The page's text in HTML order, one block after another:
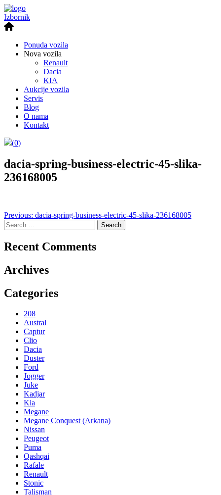
Izbornik
Ponuda vozila
Nova vozila
Renault
Dacia
KIA
Aukcije vozila
Servis
Blog
O nama
Kontakt
(0)
dacia-spring-business-electric-45-slika-
236168005
Post
navigation
Previous: dacia-spring-business-electric-45-slika-236168005
Search
for:
Recent Comments
Archives
Categories
208
Austral
Captur
Clio
Dacia
Duster
Ford
Jogger
Juke
Kadjar
Kia
Megane
Megane Conquest (Arkana)
Nissan
Peugeot
Puma
Qashqai
Rafale
Renault
Stonic
Talisman